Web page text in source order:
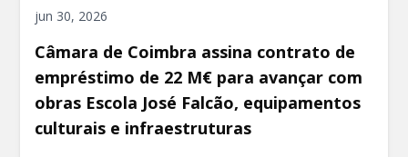
jun 30, 2026
Câmara de Coimbra assina contrato de
empréstimo de 22 M€ para avançar com
obras Escola José Falcão, equipamentos
culturais e infraestruturas